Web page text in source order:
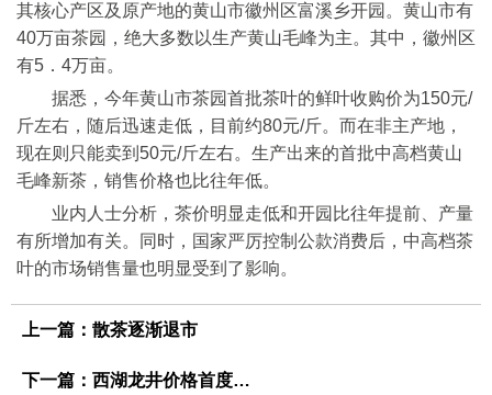
其核心产区及原产地的黄山市徽州区富溪乡开园。黄山市有
40万亩茶园，绝大多数以生产黄山毛峰为主。其中，徽州区
有5．4万亩。
据悉，今年黄山市茶园首批茶叶的鲜叶收购价为150元/
斤左右，随后迅速走低，目前约80元/斤。而在非主产地，
现在则只能卖到50元/斤左右。生产出来的首批中高档黄山
毛峰新茶，销售价格也比往年低。
业内人士分析，茶价明显走低和开园比往年提前、产量
有所增加有关。同时，国家严厉控制公款消费后，中高档茶
叶的市场销售量也明显受到了影响。
上一篇： 散茶逐渐退市
下一篇： 西湖龙井价格首度回落